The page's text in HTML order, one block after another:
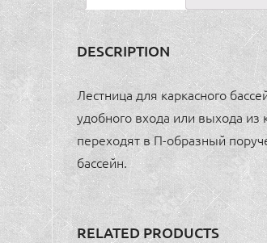
DESCRIPTION
Лестница для каркасного
удобного входа или выхода из
переходят в П-образный
бассейн.
RELATED PRODUCTS